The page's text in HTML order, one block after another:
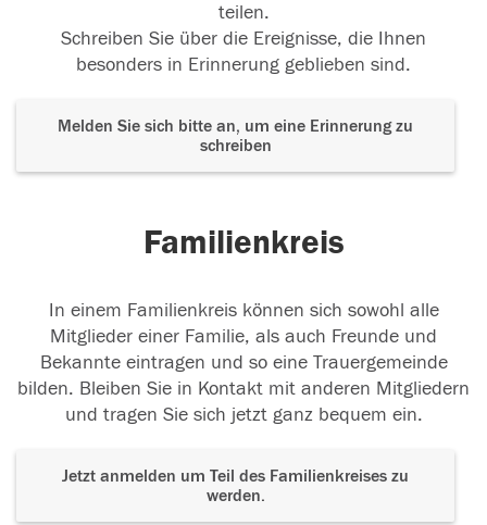
teilen.
Schreiben Sie über die Ereignisse, die Ihnen
besonders in Erinnerung geblieben sind.
Melden Sie sich bitte an, um eine Erinnerung zu
schreiben
Familienkreis
In einem Familienkreis können sich sowohl alle
Mitglieder einer Familie, als auch Freunde und
Bekannte eintragen und so eine Trauergemeinde
bilden. Bleiben Sie in Kontakt mit anderen Mitgliedern
und tragen Sie sich jetzt ganz bequem ein.
Jetzt anmelden um Teil des Familienkreises zu
werden.